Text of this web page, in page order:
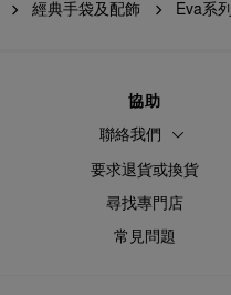
經典手袋及配飾 Eva系列
協助
聯絡我們
要求退貨或換貨
尋找專門店
常見問題